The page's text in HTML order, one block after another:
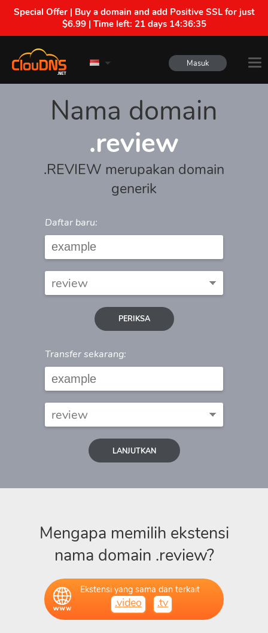
Special Offer | Buy a domain and add Positive SSL for just
$6.99 | Time left: 21 days 14:36:35
Masuk
Nama domain
.review
.REVIEW merupakan domain
generik
Daftar baru:
PERIKSA
Transfer sekarang:
LANJUTKAN
Mengapa memilih ekstensi
nama domain .review?
Ekstensi yang sama dan terkait
.video .tv